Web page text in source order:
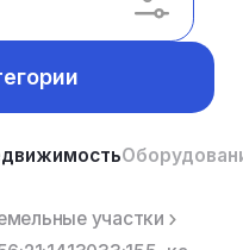
участки